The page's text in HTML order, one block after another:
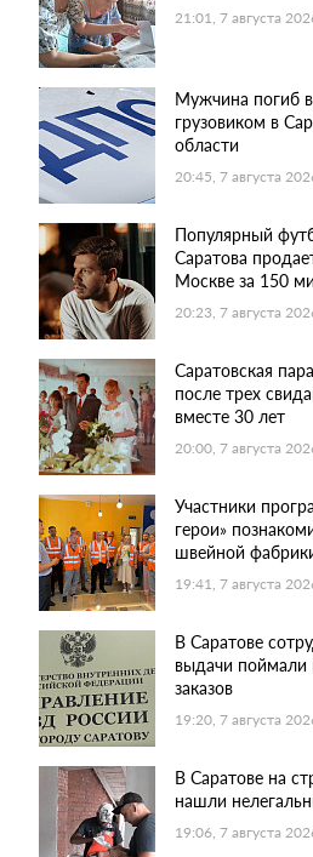
21:01, 7 августа
Мужчина погиб
грузовиком в
области
20:45, 7 августа
Популярный
Саратова
Москве за 150
20:23, 7 августа
Саратовская
после трех
вместе 30 лет
20:00, 7 августа
Участники
герои»
швейной
19:41, 7 августа
В Саратове
выдачи поймали
заказов
19:20, 7 августа
В Саратове на
нашли
19:06, 7 августа